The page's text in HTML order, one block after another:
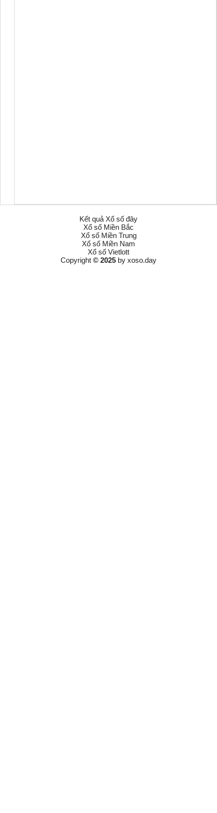
Kết quả Xổ số đây
Xổ số Miền Bắc
Xổ số Miền Trung
Xổ số Miền Nam
Xổ số Vietlott
Copyright © 2025 by xoso.day